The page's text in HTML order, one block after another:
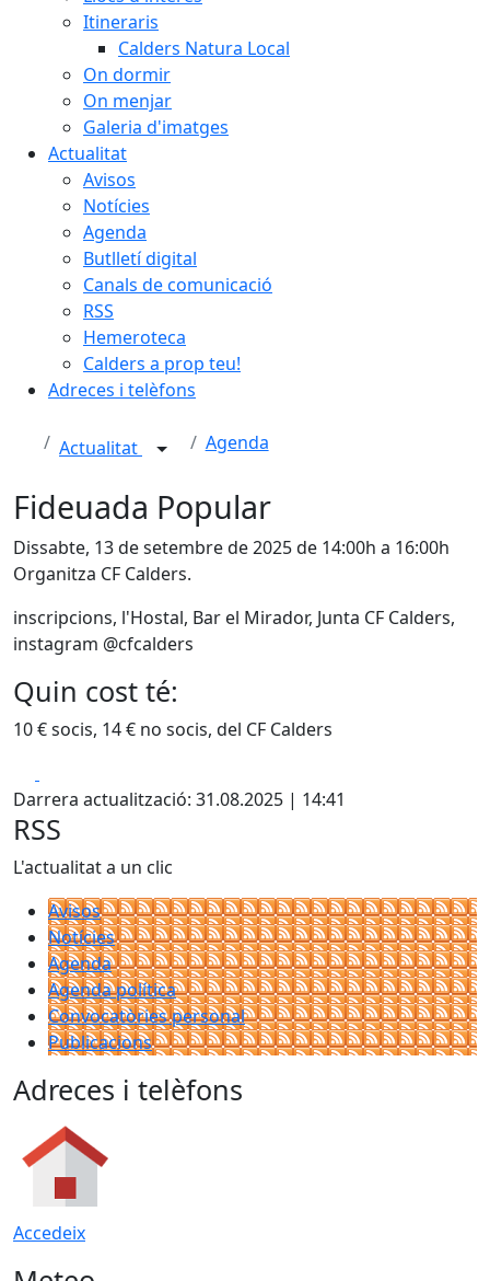
Itineraris
Calders Natura Local
On dormir
On menjar
Galeria d'imatges
Actualitat
Avisos
Notícies
Agenda
Butlletí digital
Canals de comunicació
RSS
Hemeroteca
Calders a prop teu!
Adreces i telèfons
Actualitat Agenda
Fideuada Popular
Dissabte, 13 de setembre de 2025 de 14:00h a 16:00h
Organitza CF Calders.
inscripcions, l'Hostal, Bar el Mirador, Junta CF Calders,
instagram @cfcalders
Quin cost té:
10 € socis, 14 € no socis, del CF Calders
Darrera actualització: 31.08.2025 | 14:41
RSS
L'actualitat a un clic
Avisos
Notícies
Agenda
Agenda política
Convocatòries personal
Publicacions
Adreces i telèfons
Accedeix